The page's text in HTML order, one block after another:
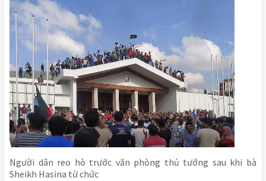
Người dân reo hò trước văn phòng thủ tướng sau khi bà
Sheikh Hasina từ chức